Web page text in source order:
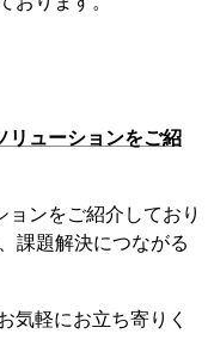
リューションをご紹
ンをご紹介しており
課題解決につながる
気軽にお立ち寄りく